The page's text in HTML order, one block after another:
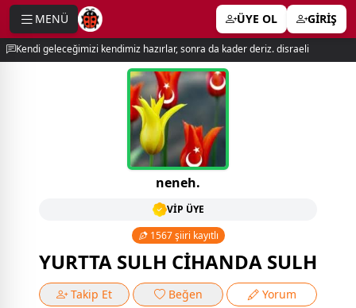
MENÜ ÜYE OL GİRİŞ
Kendi geleceğimizi kendimiz hazırlar, sonra da kader deriz. disraeli
neneh.
VİP ÜYE
1567 şiiri kayıtlı
YURTTA SULH CİHANDA SULH
Takip Et Beğen
Yorum
menu